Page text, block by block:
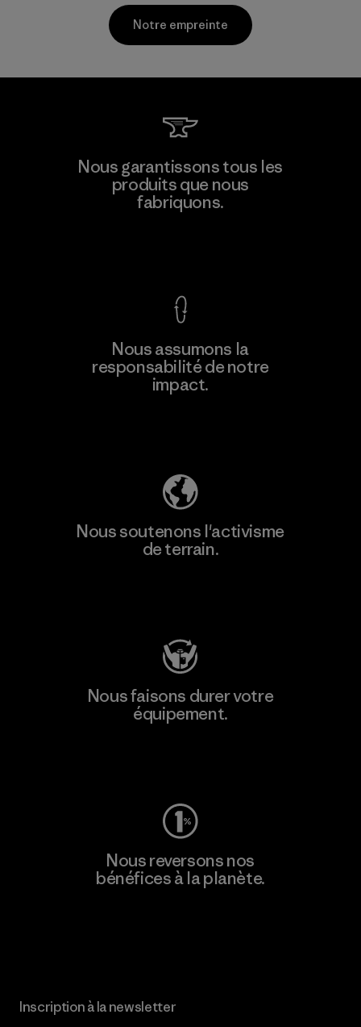
Kingwhale Industries Corp.
Material-supplier
Notre empreinte
Nous garantissons tous les
produits que nous
fabriquons.
Nous assumons la
responsabilité de notre
impact.
Nous soutenons l'activisme
de terrain.
Nous faisons durer votre
équipement.
Nous reversons nos
bénéfices à la planète.
Inscription à la newsletter